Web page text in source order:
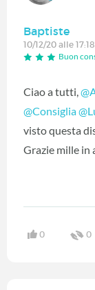
Baptiste
10/12/20 alle 17:18
Buon
Ciao a tutti,
@Consiglia
visto questa
Grazie mille in
0 0